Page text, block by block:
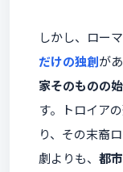
しかし、ロー
だけの独創が
家そのものの
す。トロイア
り、その末裔
劇よりも、 都